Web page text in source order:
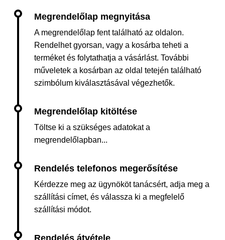
A megrendelőlap fent található az oldalon.
Rendelhet gyorsan, vagy a kosárba teheti a
terméket és folytathatja a vásárlást. További
műveletek a kosárban az oldal tetején található
szimbólum kiválasztásával végezhetők.
Töltse ki a szükséges adatokat a
megrendelőlapban...
Kérdezze meg az ügynököt tanácsért, adja meg a
szállítási címet, és válassza ki a megfelelő
szállítási módot.